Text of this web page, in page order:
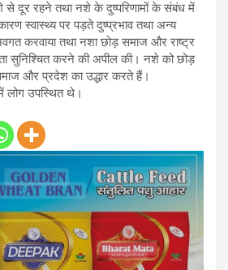
से दूर रहने तथा नशे के दुष्परिणामों के संबंध में
स्वास्थ्य पर पड़ते दुष्प्रभाव तथा अन्य
करवाया तथा नशा छोड़ समाज और राष्ट्र
सुनिश्चित करने की अपील की। नशे को छोड़
और प्रदेश का उद्धार करते हैं।
लोग उपस्थित थे।